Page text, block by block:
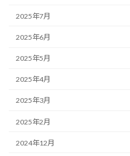
2025年7月
2025年6月
2025年5月
2025年4月
2025年3月
2025年2月
2024年12月